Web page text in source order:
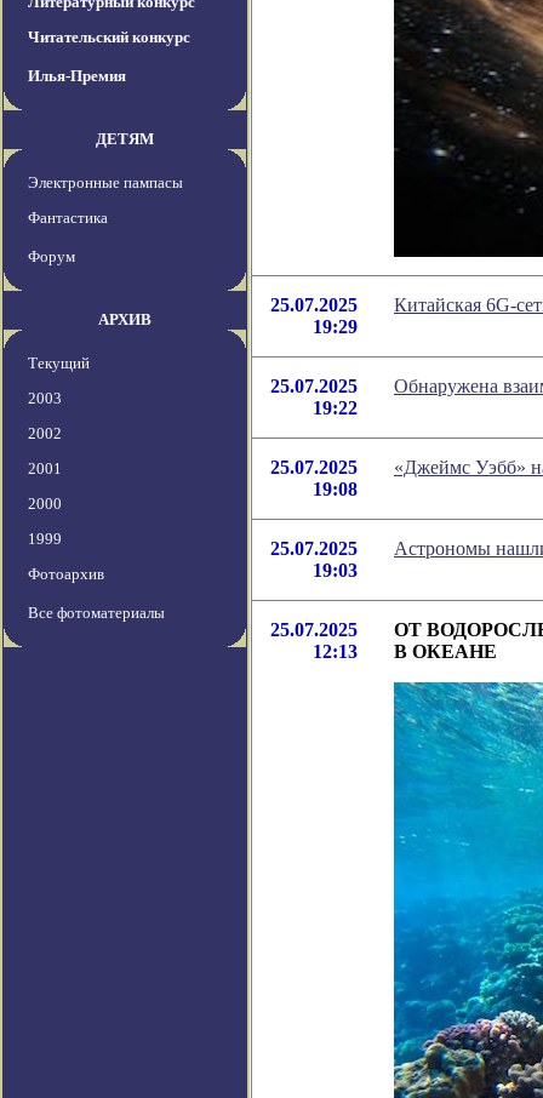
Читательский конкурс
Илья-Премия
ДЕТЯМ
Электронные пампасы
Фантастика
Форум
АРХИВ
Текущий
2003
2002
2001
2000
1999
Фотоархив
Все фотоматериалы
25.07.2025
19:29
Китайская 6G-
25.07.2025
19:22
Обнаружена
25.07.2025
19:08
«Джеймс Уэбб»
25.07.2025
19:03
Астрономы
25.07.2025
12:13
ОТ
В ОКЕАНЕ